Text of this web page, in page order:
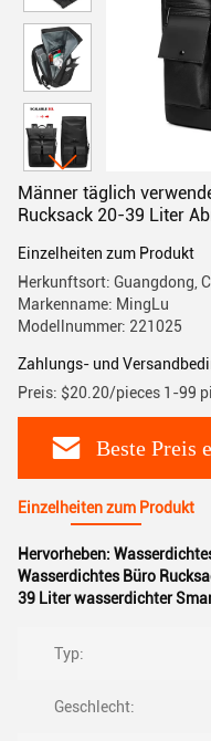
Männer täglich
Rucksack 20-39 Liter
Einzelheiten zum Produkt
Herkunftsort: Guangdong,
Markenname: MingLu
Modellnummer: 221025
Zahlungs- und
Preis: $20.20/pieces 1-99
Beste Preis
Einzelheiten zum Produkt
Hervorheben:
Wasserdichtes Büro
39 Liter wasserdichter
Typ:
Geschlecht: